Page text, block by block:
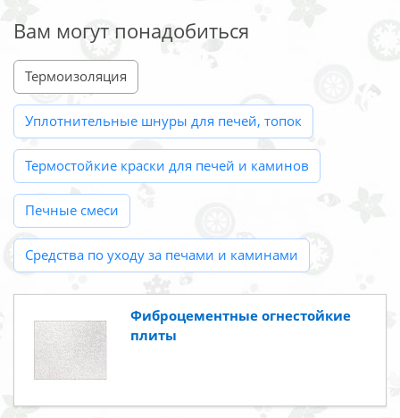
Вам могут понадобиться
Термоизоляция
Уплотнительные шнуры для печей, топок
Термостойкие краски для печей и каминов
Печные смеси
Средства по уходу за печами и каминами
Фиброцементные огнестойкие
плиты